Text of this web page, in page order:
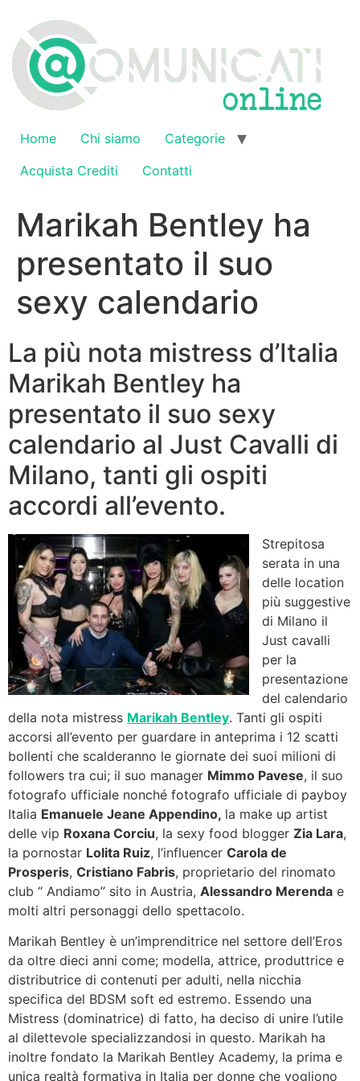
contenuto
Home Chi siamo
Categorie
Acquista Crediti
Contatti
Marikah Bentley ha
presentato il suo
sexy calendario
La più nota mistress d’Italia
Marikah Bentley ha
presentato il suo sexy
calendario al Just Cavalli di
Milano, tanti gli ospiti
accordi all’evento.
Strepitosa
serata in una
delle location
più suggestive
di Milano il
Just cavalli
per la
presentazione
del calendario
della nota mistress Marikah Bentley. Tanti gli ospiti
accorsi all’evento per guardare in anteprima i 12 scatti
bollenti che scalderanno le giornate dei suoi milioni di
followers tra cui; il suo manager Mimmo Pavese, il suo
fotografo ufficiale nonché fotografo ufficiale di payboy
Italia Emanuele Jeane Appendino, la make up artist
delle vip Roxana Corciu, la sexy food blogger Zia Lara,
la pornostar Lolita Ruiz, l’influencer Carola de
Prosperis, Cristiano Fabris, proprietario del rinomato
club “ Andiamo” sito in Austria, Alessandro Merenda e
molti altri personaggi dello spettacolo.
Marikah Bentley è un’imprenditrice nel settore dell’Eros
da oltre dieci anni come; modella, attrice, produttrice e
distributrice di contenuti per adulti, nella nicchia
specifica del BDSM soft ed estremo. Essendo una
Mistress (dominatrice) di fatto, ha deciso di unire l’utile
al dilettevole specializzandosi in questo. Marikah ha
inoltre fondato la Marikah Bentley Academy, la prima e
unica realtà formativa in Italia per donne che vogliono